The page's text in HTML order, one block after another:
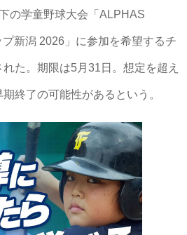
の学童野球大会「ALPHAS
新潟 2026」に参加を希望するチ
た。期限は5月31日。想定を超え
終了の可能性があるという。